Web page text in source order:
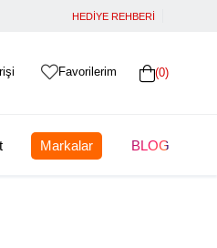
HEDİYE REHBERİ
0
Favorilerim
Markalar BLOG